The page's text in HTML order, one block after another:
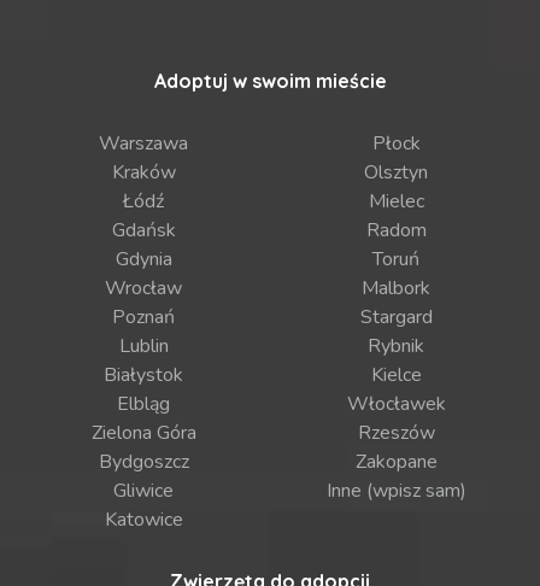
Adoptuj w swoim mieście
Warszawa
Kraków
Łódź
Gdańsk
Gdynia
Wrocław
Poznań
Lublin
Białystok
Elbląg
Zielona Góra
Bydgoszcz
Gliwice
Katowice
Płock
Olsztyn
Mielec
Radom
Toruń
Malbork
Stargard
Rybnik
Kielce
Włocławek
Rzeszów
Zakopane
Inne (wpisz sam)
Zwierzęta do adopcji